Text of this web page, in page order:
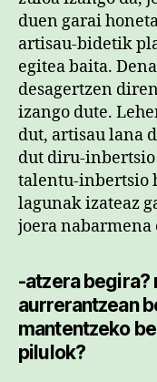
duen garai
artisau-bidetik
egitea baita.
desagertzen
izango dute.
dut, artisau lana
dut diru-
talentu-inbertsio
lagunak izateaz
joera
-atzera begira?
aurrerantzean
mantentzeko
pilulok?